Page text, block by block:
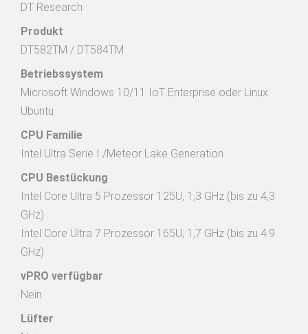
DT Research
Produkt
DT582TM / DT584TM
Betriebssystem
Microsoft Windows 10/11 IoT Enterprise oder Linux
Ubuntu
CPU Familie
Intel Ultra Serie I /Meteor Lake Generation
CPU Bestückung
Intel Core Ultra 5 Prozessor 125U, 1,3 GHz (bis zu 4,3
GHz)
Intel Core Ultra 7 Prozessor 165U, 1,7 GHz (bis zu 4.9
GHz)
vPRO verfügbar
Nein
Lüfter